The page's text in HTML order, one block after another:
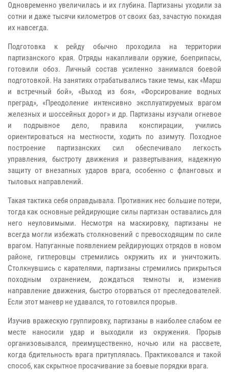
Одновременно увеличилась и их глубина. Партизаны уходили за
сотни и даже тысячи километров от своих баз, зачастую покидая
их навсегда.
Подготовка к рейду обычно проходила на территории
партизанского края. Отряды накапливали оружие, боеприпасы,
готовили обоз. Личный состав усиленно занимался боевой
подготовкой. На занятиях отрабатывались такие темы, как «Марш
и встречный бой», «Выход из боя», «Форсирование водных
преград», «Преодоление интенсивно эксплуатируемых врагом
железных и шоссейных дорог» и др. Партизаны изучали огневое
и подрывное дело, правила конспирации, учились
ориентироваться на местности, ходить по азимуту. Походное
построение партизанских сил обеспечивало легкость
управления, быстроту движения и развертывания, надежную
защиту от внезапных ударов врага, особенно с фланговых и
тыловых направлений.
Такая тактика себя оправдывала. Противник нес большие потери,
тогда как основные рейдирующие силы партизан оставались для
него неуловимыми. Несмотря на маскировку, партизаны не
всегда могли избежать столкновений с превосходящим по силе
врагом. Напуганные появлением рейдирующих отрядов в новом
районе, гитлеровцы стремились окружить их и уничтожить.
Столкнувшись с карателями, партизаны стремились прикрыться
походным охранением, дождаться темноты и, изменив
направление движения, быстро оторваться от преследователей.
Если этот маневр не удавался, то готовился прорыв.
Изучив вражескую группировку, партизаны в наиболее слабом ее
месте наносили удар и выходили из окружения. Прорыв
организовывался, преимущественно, ночью или на рассвете,
когда бдительность врага притуплялась. Практиковался и такой
способ, как скрытное просачивание за боевые порядки врага.